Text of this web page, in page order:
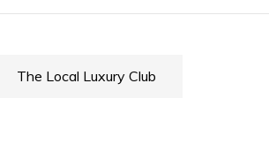
The Local Luxury Club